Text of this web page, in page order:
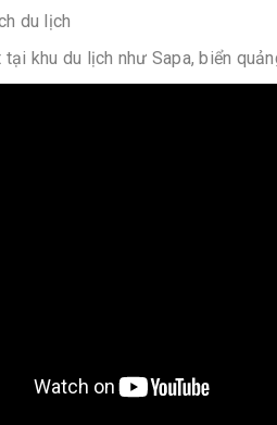
du lịch
khu du lịch như Sapa, biển